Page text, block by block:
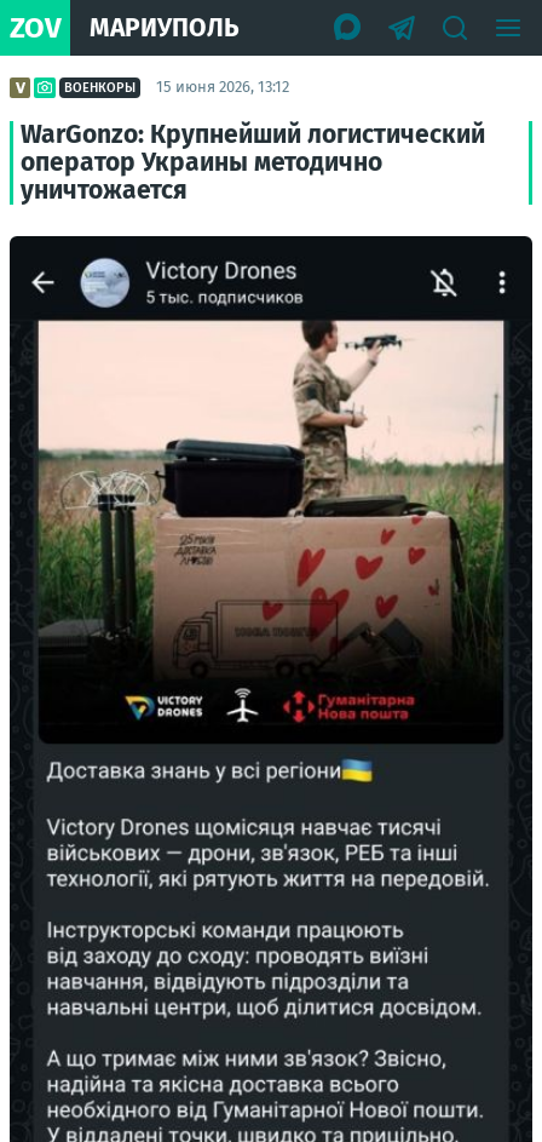
ZOV МАРИУПОЛЬ
ВОЕНКОРЫ 15 июня 2026, 13:12
WarGonzo: Крупнейший логистический
оператор Украины методично
уничтожается